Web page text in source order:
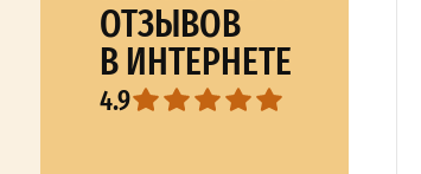
ОТЗЫВОВ
В ИНТЕРНЕТЕ
4.9